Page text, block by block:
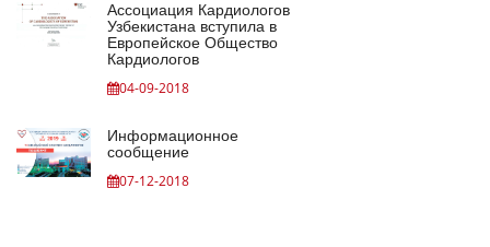
Ассоциация Кардиологов
Узбекистана вступила в
Европейское Общество
Кардиологов
04-09-2018
Информационное
сообщение
07-12-2018